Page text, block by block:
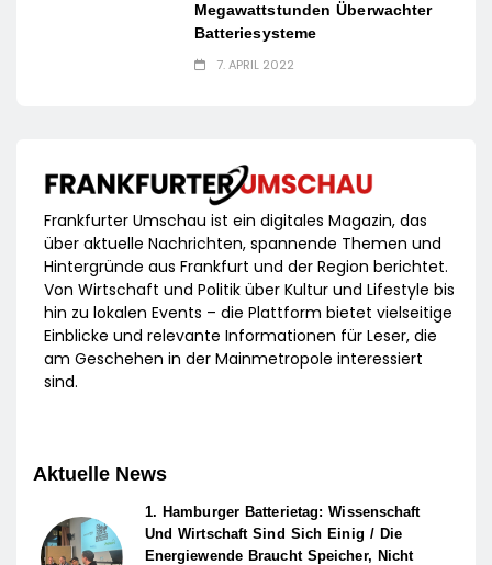
Megawattstunden Überwachter
Batteriesysteme
7. APRIL 2022
Frankfurter Umschau ist ein digitales Magazin, das
über aktuelle Nachrichten, spannende Themen und
Hintergründe aus Frankfurt und der Region berichtet.
Von Wirtschaft und Politik über Kultur und Lifestyle bis
hin zu lokalen Events – die Plattform bietet vielseitige
Einblicke und relevante Informationen für Leser, die
am Geschehen in der Mainmetropole interessiert
sind.
Aktuelle News
1. Hamburger Batterietag: Wissenschaft
Und Wirtschaft Sind Sich Einig / Die
Energiewende Braucht Speicher, Nicht